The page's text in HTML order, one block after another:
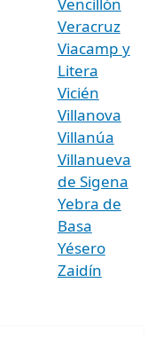
Veracruz
Viacamp y
Litera
Vicién
Villanova
Villanúa
Villanueva
de Sigena
Yebra de
Basa
Yésero
Zaidín